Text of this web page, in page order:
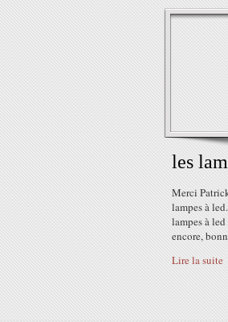
les
Merci
lampes à
lampes à
encore,
Lire la suite